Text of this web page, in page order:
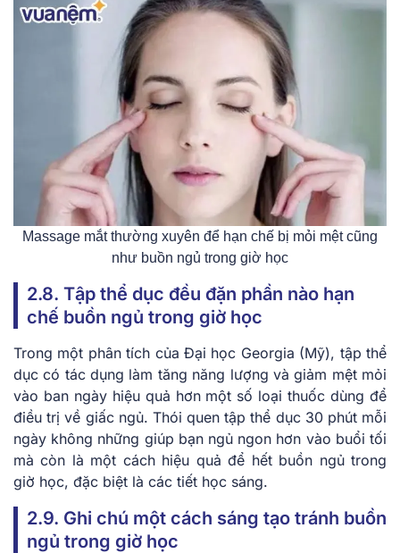
Massage mắt thường xuyên để hạn chế bị mỏi mệt cũng
như buồn ngủ trong giờ học
2.8. Tập thể dục đều đặn phần nào hạn
chế buồn ngủ trong giờ học
Trong một phân tích của Đại học Georgia (Mỹ), tập thể
dục có tác dụng làm tăng năng lượng và giảm mệt mỏi
vào ban ngày hiệu quả hơn một số loại thuốc dùng để
điều trị về giấc ngủ. Thói quen tập thể dục 30 phút mỗi
ngày không những giúp bạn ngủ ngon hơn vào buổi tối
mà còn là một cách hiệu quả để hết buồn ngủ trong
giờ học, đặc biệt là các tiết học sáng.
2.9. Ghi chú một cách sáng tạo tránh buồn
ngủ trong giờ học